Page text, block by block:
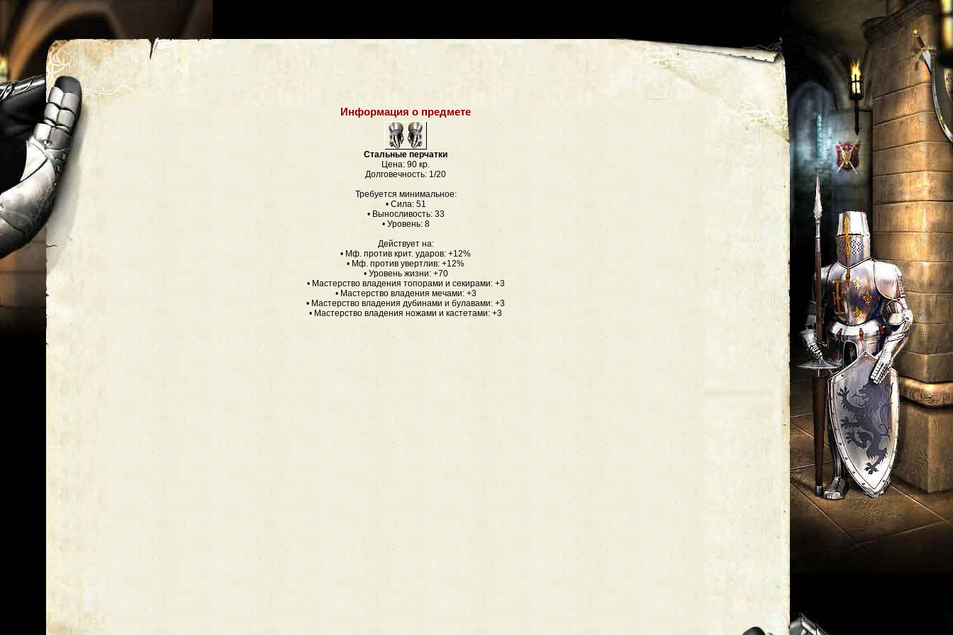
Информация о предмете
Стальные перчатки
Цена: 90 кр.
Долговечность: 1/20
Требуется минимальное:
• Сила: 51
• Выносливость: 33
• Уровень: 8
Действует на:
• Мф. против крит. ударов: +12%
• Мф. против увертлив: +12%
• Уровень жизни: +70
• Мастерство владения топорами и секирами: +3
• Мастерство владения мечами: +3
• Мастерство владения дубинами и булавами: +3
• Мастерство владения ножами и кастетами: +3